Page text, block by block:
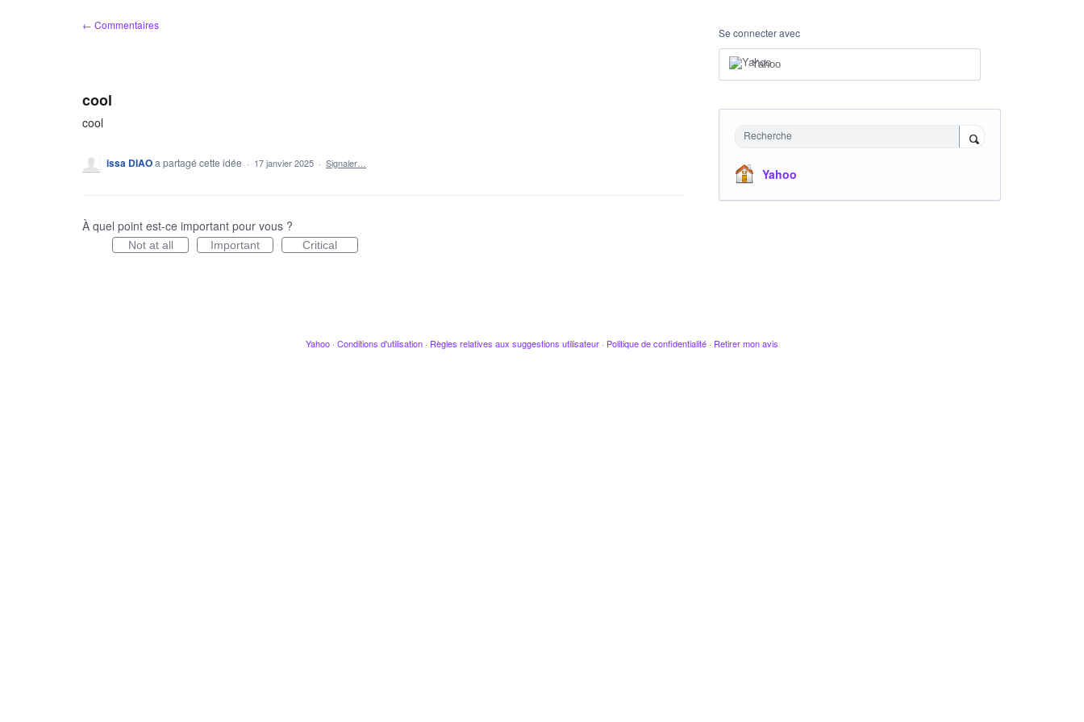
← Commentaires
cool
cool
issa DIAOa partagé cette idée · 17 janvier 2025 · Signaler…
À quel point est-ce important pour vous ?
Not at all Important Critical
Se connecter avec
Yahoo
Recherche
Yahoo
Yahoo · Conditions d'utilisation · Règles relatives aux suggestions utilisateur · Politique de confidentialité · Retirer mon avis